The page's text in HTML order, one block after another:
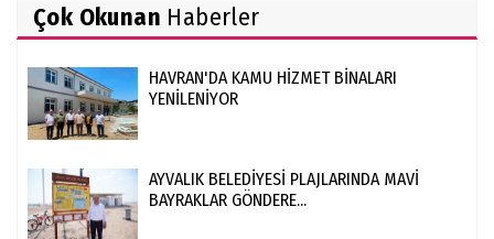
Çok Okunan Haberler
HAVRAN'DA KAMU HİZMET BİNALARI
YENİLENİYOR
AYVALIK BELEDİYESİ PLAJLARINDA MAVİ
BAYRAKLAR GÖNDERE...